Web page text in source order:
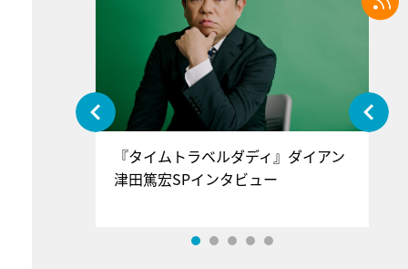
『タイムトラベルダディ』ダイアン
津田篤宏SPインタビュー